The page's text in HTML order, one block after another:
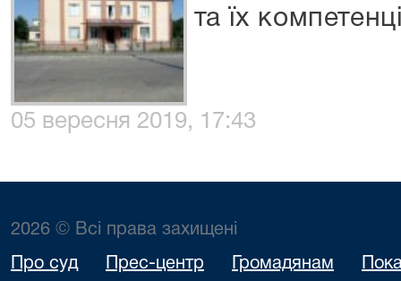
та їх
05 вересня 2019, 17:43
2026 © Всі права захищені
Про суд Прес-центр Громадянам